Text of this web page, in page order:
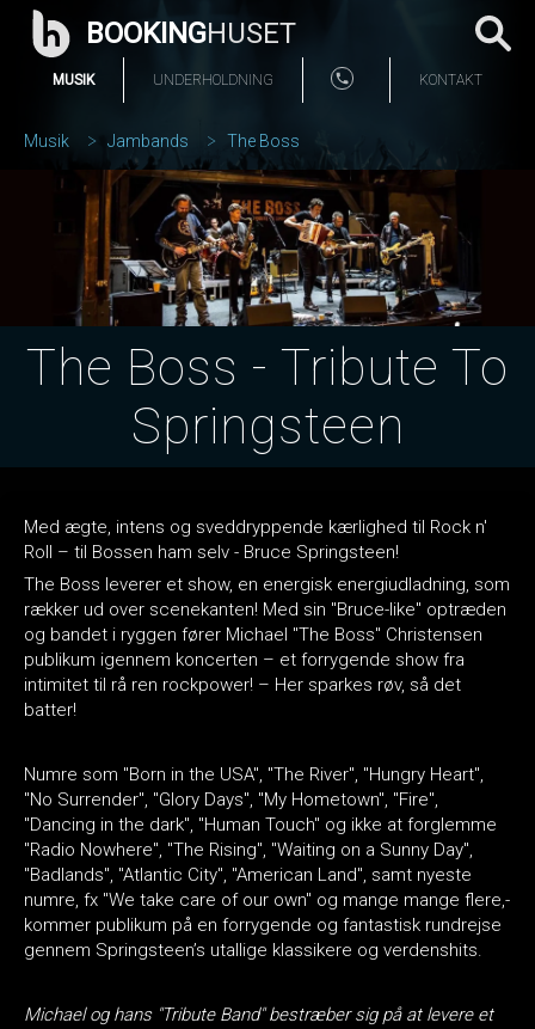
BOOKINGHUSET
MUSIK UNDERHOLDNING KONTAKT
Musik Jambands The Boss
The Boss - Tribute To
Springsteen
Med ægte, intens og sveddryppende kærlighed til Rock n'
Roll – til Bossen ham selv - Bruce Springsteen!
The Boss leverer et show, en energisk energiudladning, som
rækker ud over scenekanten! Med sin "Bruce-like" optræden
og bandet i ryggen fører Michael "The Boss" Christensen
publikum igennem koncerten – et forrygende show fra
intimitet til rå ren rockpower! – Her sparkes røv, så det
batter!
Numre som "Born in the USA", "The River", "Hungry Heart",
"No Surrender", "Glory Days", "My Hometown", "Fire",
"Dancing in the dark", "Human Touch" og ikke at forglemme
"Radio Nowhere", "The Rising", "Waiting on a Sunny Day",
"Badlands", "Atlantic City", "American Land", samt nyeste
numre, fx "We take care of our own" og mange mange flere,-
kommer publikum på en forrygende og fantastisk rundrejse
gennem Springsteen’s utallige klassikere og verdenshits.
Michael og hans "Tribute Band" bestræber sig på at levere et